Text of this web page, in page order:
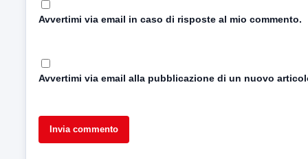
Avvertimi via email in caso di risposte al mio commento.
Avvertimi via email alla pubblicazione di un nuovo